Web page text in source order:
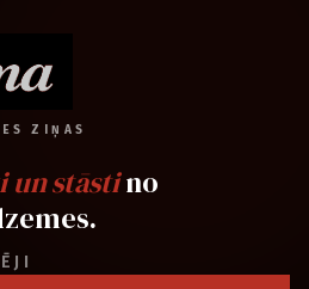
ZIŅAS
un stāstino